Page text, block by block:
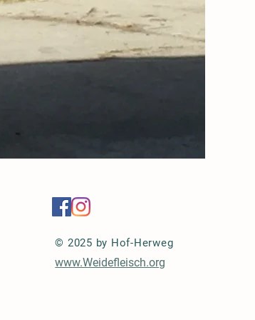
© 2025 by Hof-Herweg
www.Weidefleisch.org